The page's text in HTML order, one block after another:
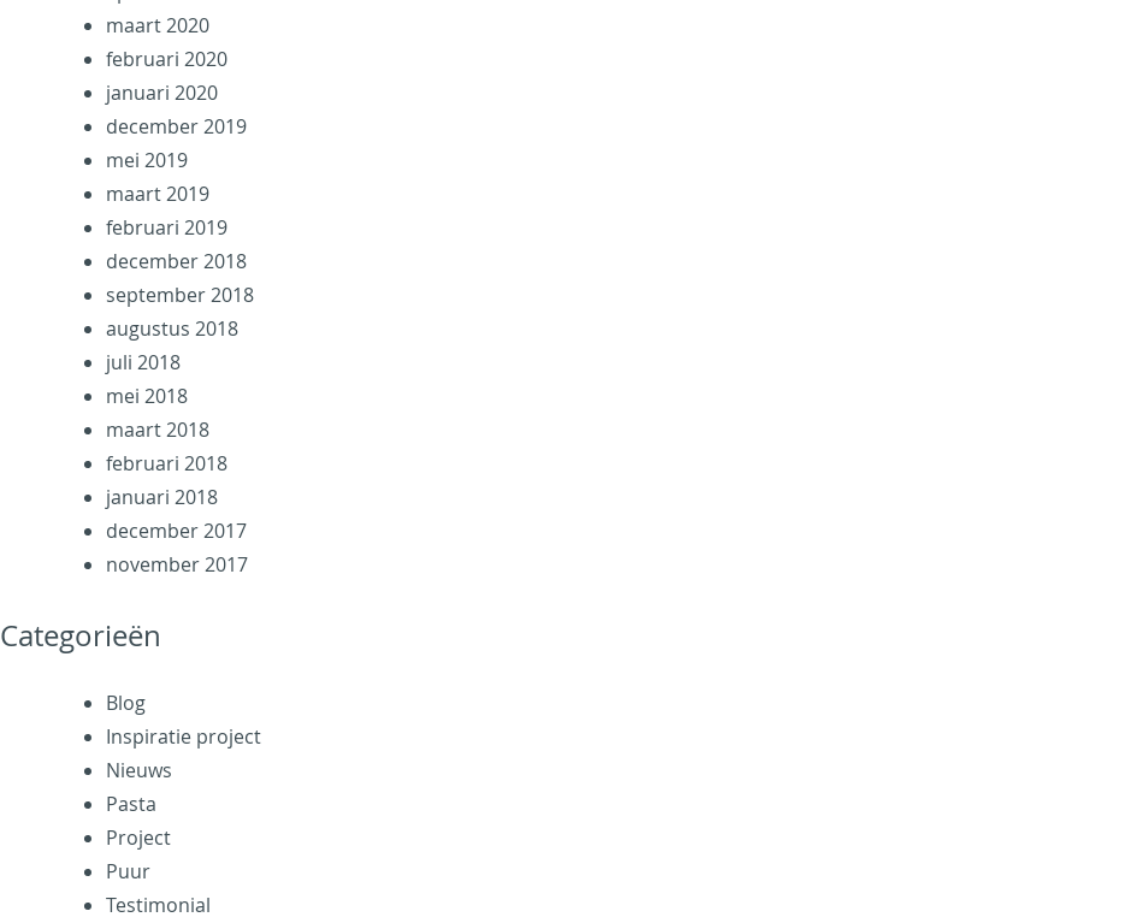
maart 2020
februari 2020
januari 2020
december 2019
mei 2019
maart 2019
februari 2019
december 2018
september 2018
augustus 2018
juli 2018
mei 2018
maart 2018
februari 2018
januari 2018
december 2017
november 2017
Categorieën
Blog
Inspiratie project
Nieuws
Pasta
Project
Puur
Testimonial